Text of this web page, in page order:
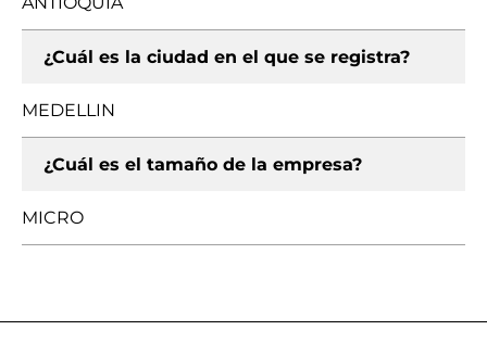
¿Cuál es la ciudad en el que se registra?
MEDELLIN
¿Cuál es el tamaño de la empresa?
MICRO